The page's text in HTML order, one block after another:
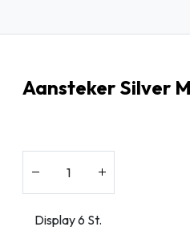
Aansteker Silver